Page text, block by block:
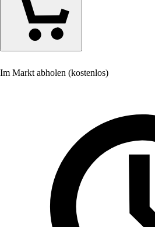
Im Markt abholen (kostenlos)